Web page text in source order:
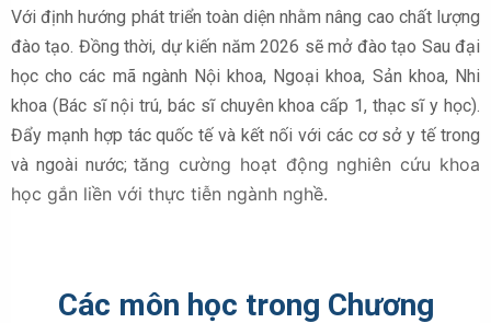
Với định hướng phát triển toàn diện nhằm nâng cao chất lượng
đào tạo. Đồng thời, dự kiến năm 2026 sẽ mở đào tạo Sau đại
học cho các mã ngành Nội khoa, Ngoại khoa, Sản khoa, Nhi
khoa (Bác sĩ nội trú, bác sĩ chuyên khoa cấp 1, thạc sĩ y học).
Đẩy mạnh hợp tác quốc tế và kết nối với các cơ sở y tế trong
và ngoài nước; tăng cường hoạt động nghiên cứu khoa
học gắn liền với thực tiễn ngành nghề.
Các môn học trong Chương